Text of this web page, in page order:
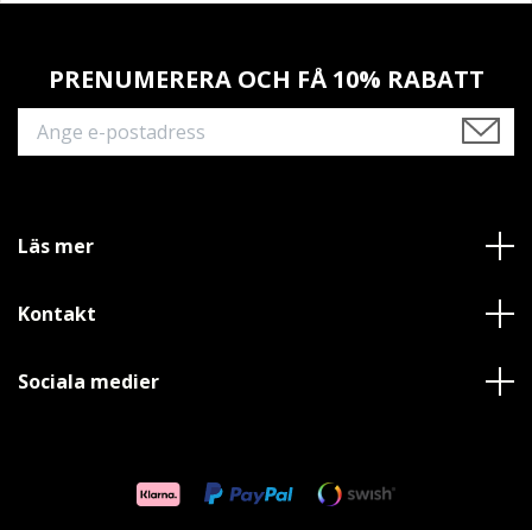
PRENUMERERA OCH FÅ 10% RABATT
Läs mer
Kontakt
Sociala medier